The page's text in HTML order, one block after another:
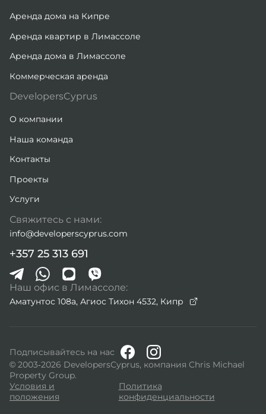
Аренда дома на Кипре
Аренда квартир в Лимассоле
Аренда дома в Лимассоле
Коммерческая аренда
DevelopersCyprus
О компании
Наша команда
Контакты
Проекты
Услуги
Свяжитесь с нами:
info@developerscyprus.com
+357 25 313 691
Наш офис в Лимассоле:
Аматунтос 108а, Агиос Тихон 4532, Кипр
Подписывайтесь на нас
© 2003-2026 DevelopersCyprus, компания Chris Michael
Property Group.
Условия и
положения
Политика
конфиденциальности